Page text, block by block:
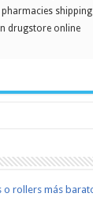
drugstore online
rollers más